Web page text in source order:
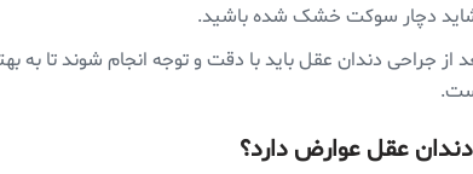
دچار سوکت خشک شده باشید.
از جراحی دندان عقل باید با دقت و توجه انجام شوند تا به
عقل عوارض دارد؟